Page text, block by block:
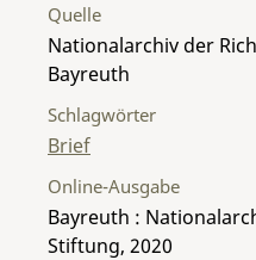
Quelle
Nationalarchiv der
Bayreuth
Schlagwörter
Brief
Online-Ausgabe
Bayreuth :
Stiftung, 2020